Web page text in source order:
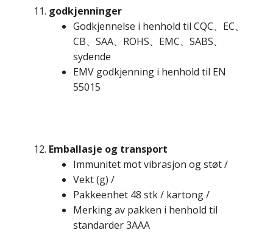
godkjenninger
Godkjennelse i henhold til CQC、EC、
CB、SAA、ROHS、EMC、SABS、
sydende
EMV godkjenning i henhold til EN
55015
Emballasje og transport
Immunitet mot vibrasjon og støt /
Vekt (g) /
Pakkeenhet 48 stk / kartong /
Merking av pakken i henhold til
standarder 3AAA